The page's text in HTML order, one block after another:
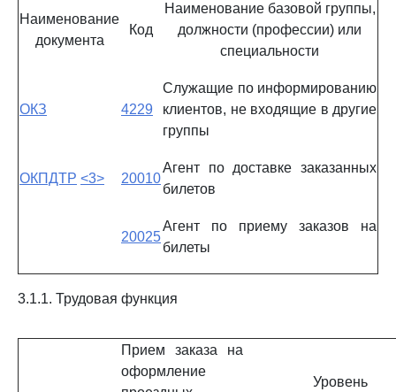
Наименование
документа
Код
Наименование базовой группы,
должности (профессии) или
специальности
ОКЗ 4229
Служащие по информированию
клиентов, не входящие в другие
группы
ОКПДТР <3> 20010
Агент по доставке заказанных
билетов
20025
Агент по приему заказов на
билеты
3.1.1. Трудовая функция
Прием заказа на
оформление
Уровень